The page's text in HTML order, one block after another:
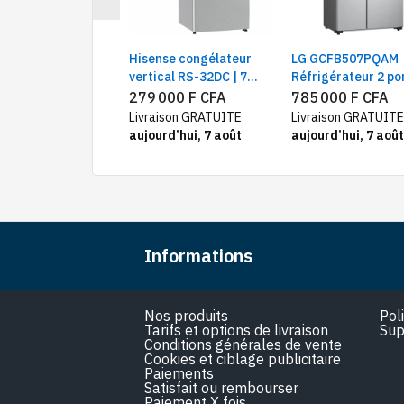
Hisense congélateur
vertical RS-32DC | 7
tiroirs 242 litres
defrost, silver
279 000 F CFA
Livraison GRATUITE
aujourd’hui, 7 août
LG GCFB507PQAM
Réfrigérateur 2
côte à côte 519L,
inverter Gris
785 000 F CFA
Livraison GRATUITE
aujourd’hui, 7 août
Informations
Nos produits
Tarifs et options de livraison
Conditions générales de vente
Cookies et ciblage publicitaire
Paiements
Satisfait ou rembourser